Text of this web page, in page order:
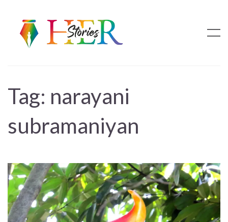
Tag: narayani
subramaniyan